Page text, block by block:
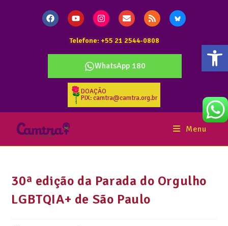
Telefone: +55 21 2544-0808
WhatsApp 180
DOAÇÃO
PIX: camtra@camtra.org.br
Menu
30ª edição da Parada do Orgulho
LGBTQIA+ de São Paulo